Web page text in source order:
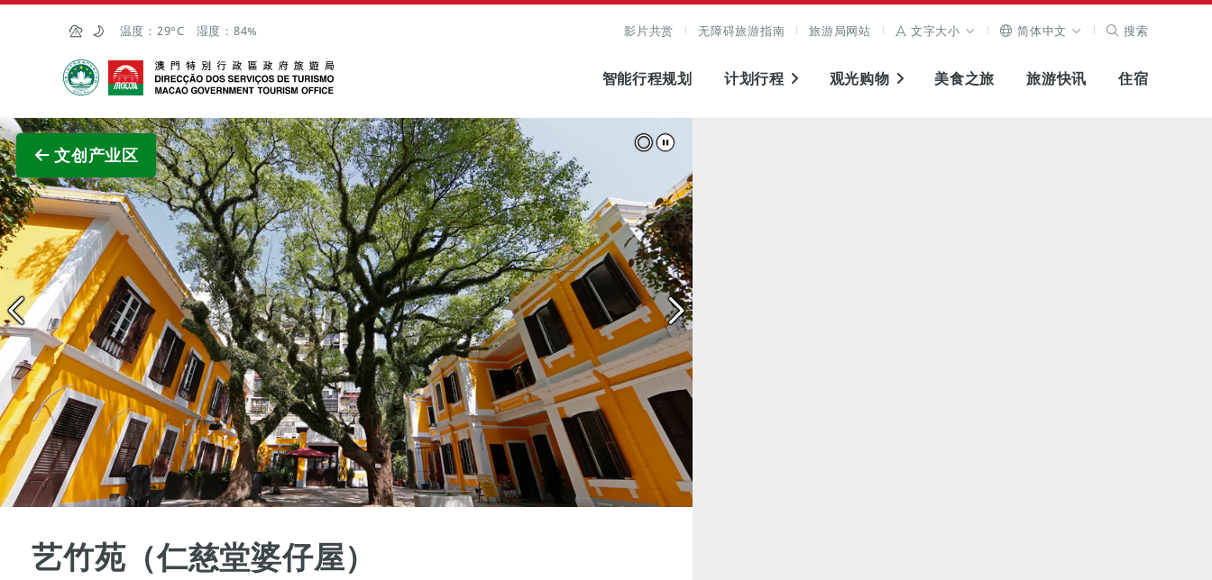
跳至主内容
温度： 29°C 湿度： 84% 影片共赏 无障碍旅游指南 旅游局网站 文字大小 简体中文 搜索
澳门特别行政区政府旅游局
智能行程规划 计划行程 观光购物 美食之旅 旅游快讯 住宿
文创产业区
查看原图
艺竹苑（仁慈堂婆仔屋）